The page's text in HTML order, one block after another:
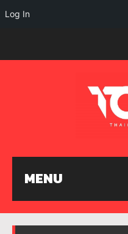
MENU
Log In